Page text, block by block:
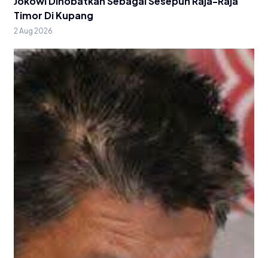
Timor Di Kupang
2 Aug 2026